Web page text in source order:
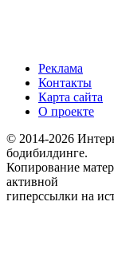
Реклама
Контакты
Карта сайта
О проекте
© 2014-2026
бодибилдинге.
Копирование
активной
гиперссылки на